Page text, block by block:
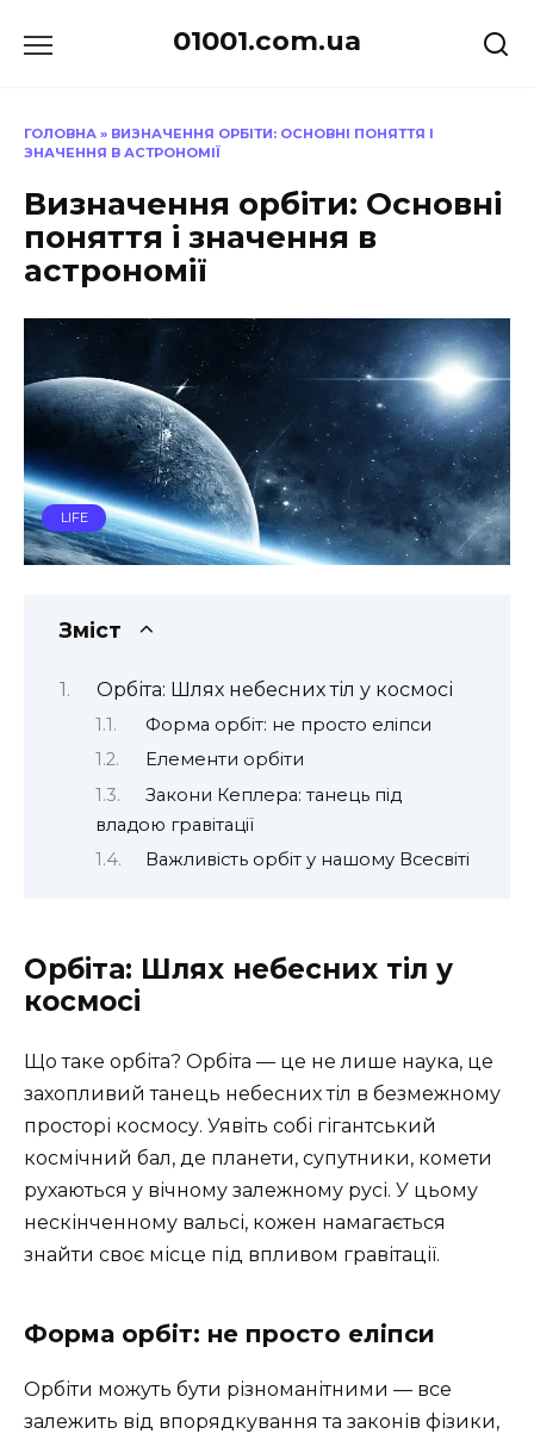
до
01001.com.ua
ГОЛОВНА » ВИЗНАЧЕННЯ ОРБІТИ: ОСНОВНІ ПОНЯТТЯ І
ЗНАЧЕННЯ В АСТРОНОМІЇ
Визначення орбіти: Основні
поняття і значення в
астрономії
LIFE
Зміст
Орбіта: Шлях небесних тіл у космосі
Форма орбіт: не просто еліпси
Елементи орбіти
Закони Кеплера: танець під
владою гравітації
Важливість орбіт у нашому Всесвіті
Орбіта: Шлях небесних тіл у
космосі
Що таке орбіта? Орбіта — це не лише наука, це
захопливий танець небесних тіл в безмежному
просторі космосу. Уявіть собі гігантський
космічний бал, де планети, супутники, комети
рухаються у вічному залежному русі. У цьому
нескінченному вальсі, кожен намагається
знайти своє місце під впливом гравітації.
Форма орбіт: не просто еліпси
Орбіти можуть бути різноманітними — все
залежить від впорядкування та законів фізики,